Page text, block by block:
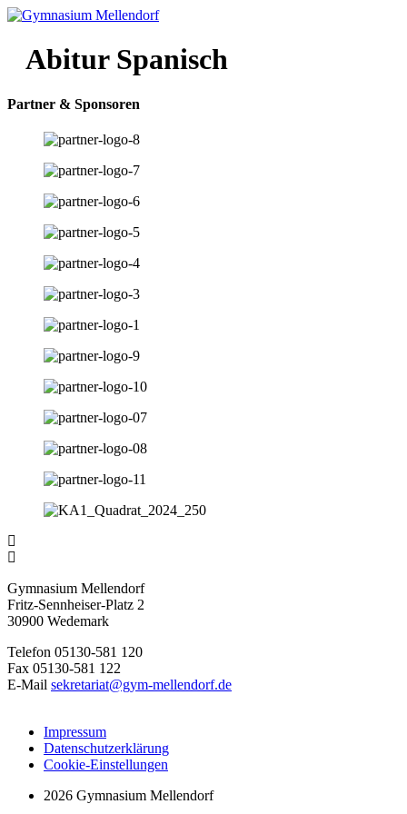
Zum
wechseln
Abitur Spanisch
Partner & Sponsoren
Gymnasium Mellendorf
Fritz-Sennheiser-Platz 2
30900 Wedemark
Telefon 05130-581 120
Fax 05130-581 122
E-Mail sekretariat@gym-mellendorf.de
Impressum
Datenschutzerklärung
Cookie-Einstellungen
2026 Gymnasium Mellendorf